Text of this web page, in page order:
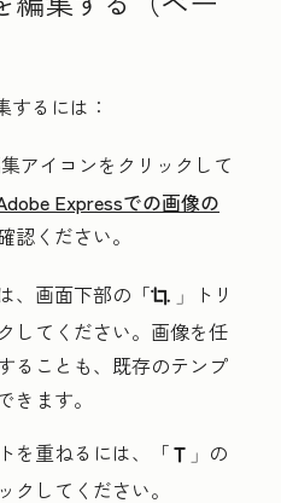
するには：
アイコンをクリックして
Expressでの画像の
認ください。
、画面下部の「cropIcon 」
トリ
してください。画像を任
ることも、既存のテンプ
きます。
を重ねるには、「 textIcon」
の
クしてください。